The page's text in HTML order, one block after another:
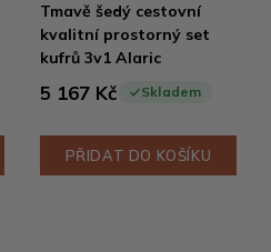
Tmavě šedý cestovní
kvalitní prostorný set
kufrů 3v1 Alaric
5 167 Kč Skladem
PŘIDAT DO KOŠÍKU